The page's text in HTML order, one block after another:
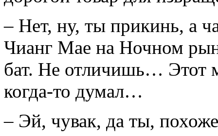
– Нет, ну, ты прикинь, а
Чианг Мае на Ночном
бат. Не отличишь… Этот
когда-то думал…
– Эй, чувак, да ты,